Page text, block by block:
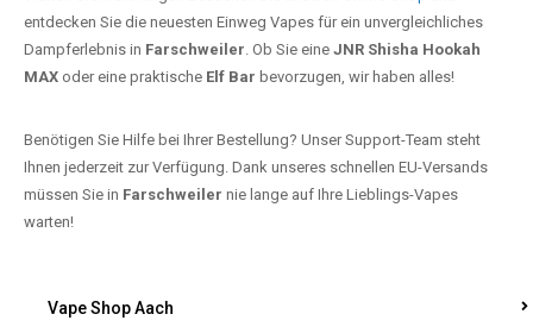
entdecken Sie die neuesten Einweg Vapes für ein unvergleichliches
Dampferlebnis in Farschweiler. Ob Sie eine JNR Shisha Hookah
MAX oder eine praktische Elf Bar bevorzugen, wir haben alles!
Benötigen Sie Hilfe bei Ihrer Bestellung? Unser Support-Team steht
Ihnen jederzeit zur Verfügung. Dank unseres schnellen EU-Versands
müssen Sie in Farschweiler nie lange auf Ihre Lieblings-Vapes
warten!
Vape Shop Aach